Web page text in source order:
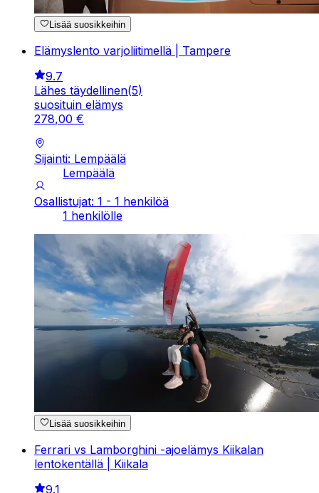
Lisää suosikkeihin
Elämyslento varjoliitimellä | Tampere
9.7
Lähes täydellinen(5)
suosituin elämys
278,00 €
Sijainti: Lempäälä
Lempäälä
Osallistujat: 1 - 1 henkilöä
1 henkilölle
Lisää suosikkeihin
Ferrari vs Lamborghini -ajoelämys Kiikalan
lentokentällä | Kiikala
9.1